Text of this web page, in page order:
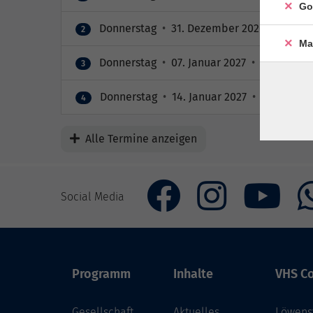
2 Donnerstag • 31. Dezember 2026 • 20:00
3 Donnerstag • 07. Januar 2027 • 20:00 –
4 Donnerstag • 14. Januar 2027 •
Alle Termine anzeigen
Social Media
Programm Inhalte VHS